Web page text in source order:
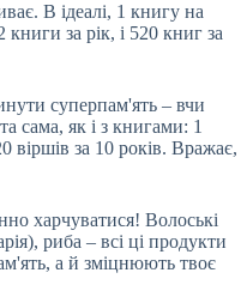
В ідеалі, 1 книгу на
за рік, і 520 книг за
суперпам'ять – вчи
сама, як і з книгами: 1
віршів за 10 років. Вражає,
харчуватися! Волоські
риба – всі ці продукти
а й зміцнюють твоє